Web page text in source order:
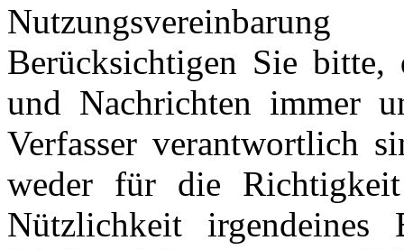
Nutzungsvereinbarung
Berücksichtigen Sie
und Nachrichten immer
Verfasser verantwortlich
weder für die
Nützlichkeit